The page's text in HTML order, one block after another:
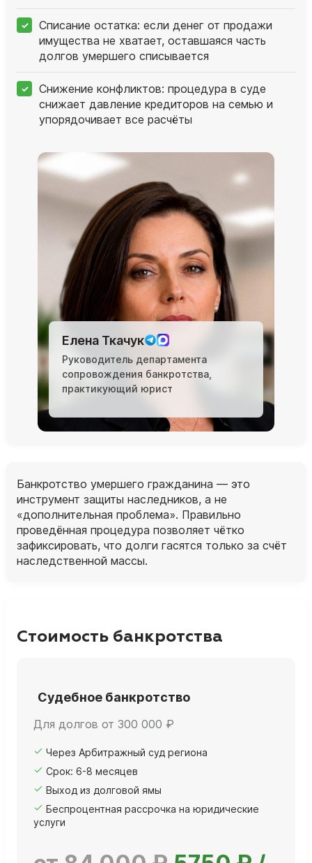
Списание остатка: если денег от продажи
имущества не хватает, оставшаяся часть
долгов умершего списывается
Снижение конфликтов: процедура в суде
снижает давление кредиторов на семью и
упорядочивает все расчёты
Елена Ткачук
Руководитель департамента
сопровождения банкротства,
практикующий юрист
Банкротство умершего гражданина — это
инструмент защиты наследников, а не
«дополнительная проблема». Правильно
проведённая процедура позволяет чётко
зафиксировать, что долги гасятся только за счёт
наследственной массы.
Стоимость банкротства
Судебное банкротство
Для долгов от 300 000 ₽
Через Арбитражный суд региона
Срок: 6-8 месяцев
Выход из долговой ямы
Беспроцентная рассрочка на юридические
услуги